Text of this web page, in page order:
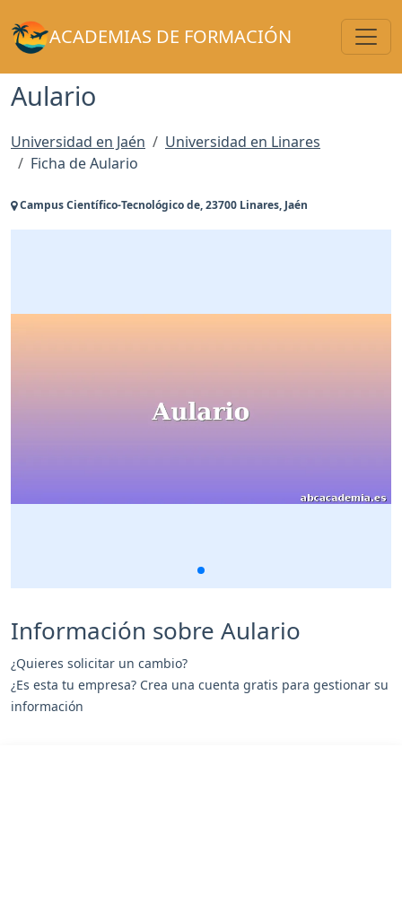
ACADEMIAS DE FORMACIÓN
Aulario
Universidad en Jaén
Universidad en Linares
Ficha de Aulario
Campus Científico-Tecnológico de, 23700 Linares, Jaén
Información sobre Aulario
¿Quieres solicitar un cambio?
¿Es esta tu empresa? Crea una cuenta gratis para gestionar su
información